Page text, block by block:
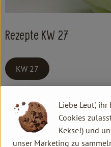
Haushalt
Einkaufen
Über uns
Rezepte KW 27
KW 27
Familie Hannen GbR
Neu Lammertzhof, 41564
Liebe Leut',
Cookies
Kekse!) und
unser Marketing zu